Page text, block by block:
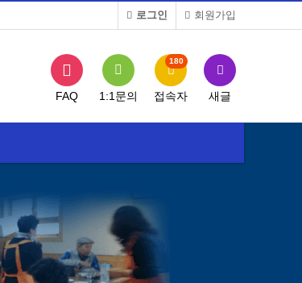
회원가입
로그인
FAQ 1:1문의 접속자
180
새글